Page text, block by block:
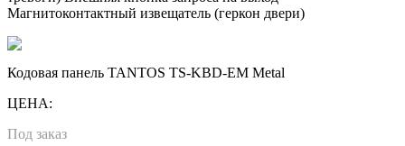
Магнитоконтактный извещатель (геркон двери)
Кодовая панель TANTOS TS-KBD-EM Metal
ЦЕНА:
Под заказ